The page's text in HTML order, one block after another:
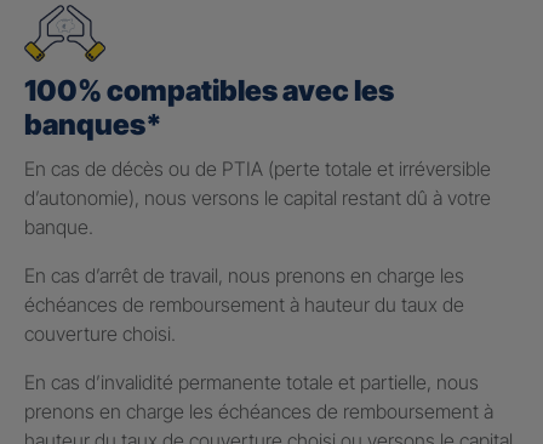
100% compatibles avec les
banques*
En cas de décès ou de PTIA (perte totale et irréversible
d’autonomie), nous versons le capital restant dû à votre
banque.
En cas d’arrêt de travail, nous prenons en charge les
échéances de remboursement à hauteur du taux de
couverture choisi.
En cas d’invalidité permanente totale et partielle, nous
prenons en charge les échéances de remboursement à